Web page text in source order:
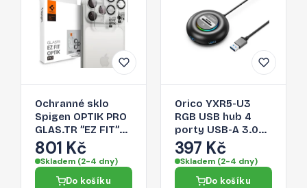
Ochranné sklo
Spigen OPTIK PRO
GLAS.TR ”EZ FIT”
pro iPhone 16 Pro /
17 Pro - stříbrná
801 Kč
Skladem (2-4 dny)
Do košíku
Orico YXR5-U3
RGB USB hub 4
porty USB-A 3.0
se čtečkou SD a
microSD karet 0,3
m – černý
397 Kč
Skladem (2-4 dny)
Do košíku